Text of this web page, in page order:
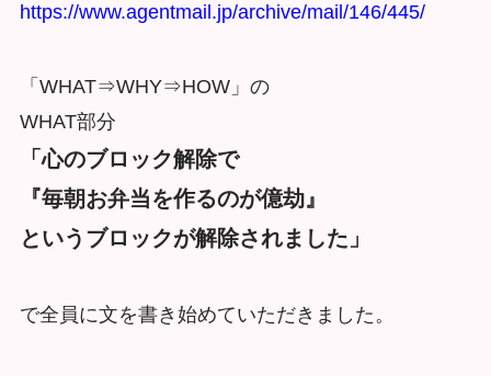
https://www.agentmail.jp/archive/mail/146/445/
「WHAT⇒WHY⇒HOW」の
WHAT部分
「心のブロック解除で
『毎朝お弁当を作るのが億劫』
というブロックが解除されました」
で全員に文を書き始めていただきました。